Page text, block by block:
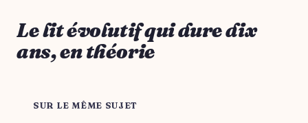
Le lit évolutif qui dure dix
ans, en théorie
SUR LE MÊME SUJET